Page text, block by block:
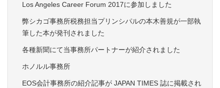
Los Angeles Career Forum 2017に参加しました
弊シカゴ事務所税務担当プリンシパルの本木善規が一部執
筆した本が発刊されました
各種新聞にて当事務所パートナーが紹介されました
ホノルル事務所
EOS会計事務所の紹介記事が JAPAN TIMES 誌に掲載され